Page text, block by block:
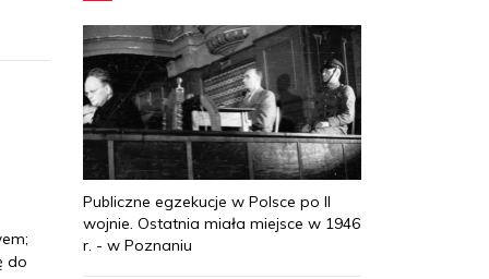
do
Publiczne egzekucje w Polsce po II
wojnie. Ostatnia miała miejsce w 1946
r. - w Poznaniu